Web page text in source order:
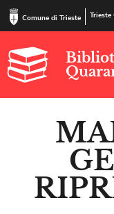
Comune di Trieste Trieste